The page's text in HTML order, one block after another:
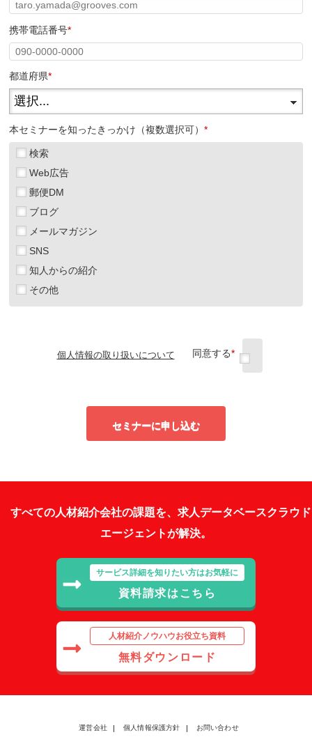
*
携帯電話番号
*
都道府県
*
本セミナーを知ったきっかけ（複数選択可）
検索
Web広告
郵便DM
ブログ
メールマガジン
SNS
知人からの紹介
その他
個人情報の取り扱いについて *
同意する
セミナーに申し込む
すべての人材紹介会社の課題を、求人データベースクラウド
エージェントが解決。
サービス詳細を知りたい方はお気軽に
資料請求はこちら
人材紹介ノウハウお役立ち資料
無料ダウンロード
運営会社 個人情報保護方針 お問い合わせ